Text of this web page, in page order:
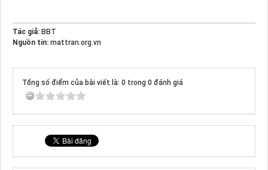
Tác giả: BBT
Nguồn tin: mattran.org.vn
Tổng số điểm của bài viết là: 0 trong 0 đánh giá